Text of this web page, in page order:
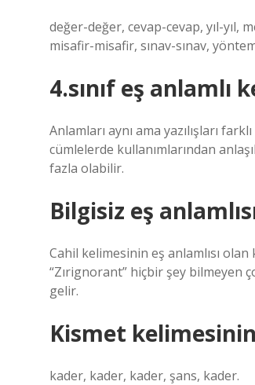
değer-değer, cevap-cevap, yıl-yıl,
misafir-misafir, sınav-sınav,
4.sınıf eş anlamlı
Anlamları aynı ama yazılışları
cümlelerde kullanımlarından
fazla olabilir.
Bilgisiz eş
Cahil kelimesinin eş anlamlısı
“Zırignorant” hiçbir şey bilmeyen
gelir.
Kismet
kader, kader, kader, şans, kader.